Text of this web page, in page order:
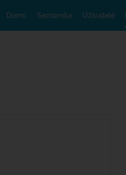
Domů Seznamka Uživatelé